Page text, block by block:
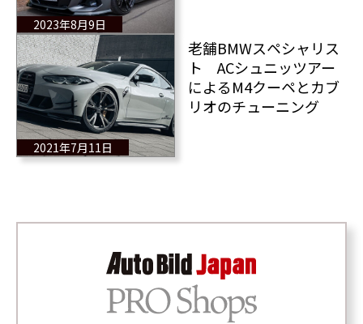
2023年8月9日
2021年7月11日
老舗BMWスペシャリス
ト ACシュニッツアー
によるM4クーペとカブ
リオのチューニング